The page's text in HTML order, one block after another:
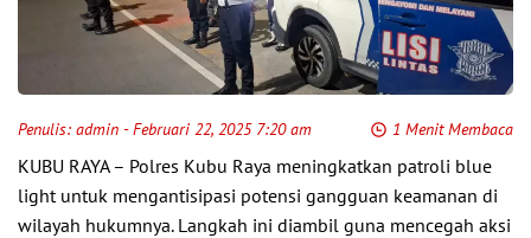
Penulis: admin - Februari 22, 2025 7:20 am 1 Menit Membaca
KUBU RAYA – Polres Kubu Raya meningkatkan patroli blue
light untuk mengantisipasi potensi gangguan keamanan di
wilayah hukumnya. Langkah ini diambil guna mencegah aksi